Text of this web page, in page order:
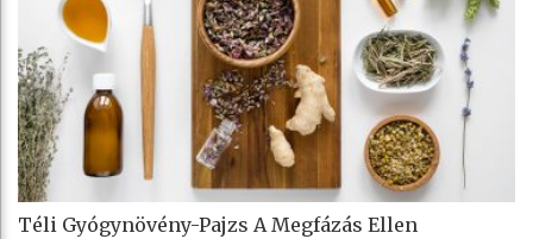
Téli Gyógynövény-Pajzs A Megfázás Ellen